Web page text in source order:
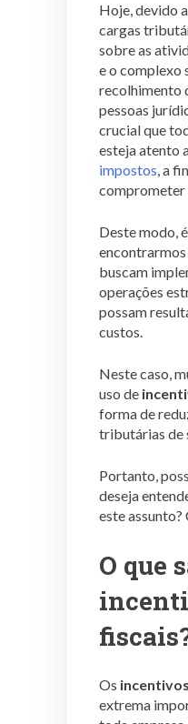
Hoje, devido
cargas
sobre as
e o complexo
recolhimento
pessoas
crucial que
esteja atento
impostos, a
comprometer
Deste modo,
buscam
operações
possam
custos.
Neste caso,
uso de
forma de
tributárias de
Portanto,
deseja
este assunto?
O que
Os
extrema